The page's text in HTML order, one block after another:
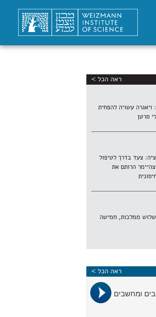
ראה הכל >
עשויה להפחית
סרטן
צעד בדרך לטיפול
הרותם את
ממלכות, חמישה
ראה הכל >